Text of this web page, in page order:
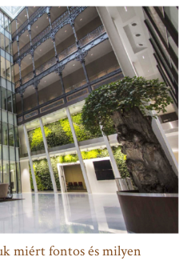
miért fontos és milyen